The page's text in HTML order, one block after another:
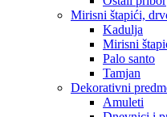
Mirisni štapići,
Kadulja
Mirisni
Palo santo
Tamjan
Dekorativni
Amuleti